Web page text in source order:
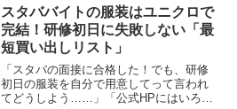
迎・企画営業」という文字を見て、そん
な期待を抱いた方も多いの...
スタババイトの服装はユニクロで
完結！研修初日に失敗しない「最
短買い出しリスト」
「スタバの面接に合格した！でも、研修
初日の服装を自分で用意してって言われ
てどうしよう……」「公式HPにはいろい